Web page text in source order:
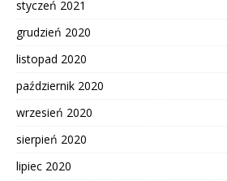
styczeń 2021
grudzień 2020
listopad 2020
październik 2020
wrzesień 2020
sierpień 2020
lipiec 2020